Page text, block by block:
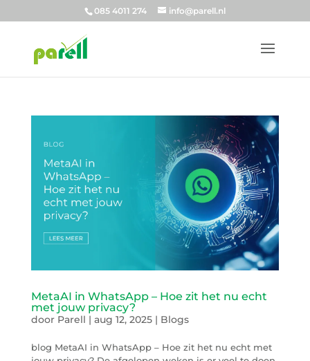
085 4011 274 info@parell.nl
MetaAI in WhatsApp – Hoe zit het nu echt
met jouw privacy?
door Parell | aug 12, 2025| Blogs
blog MetaAI in WhatsApp – Hoe zit het nu echt met